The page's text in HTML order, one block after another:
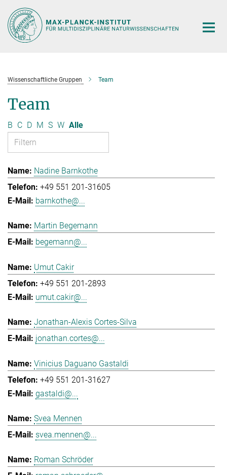
Hauptinhalt
Wissenschaftliche Gruppen Team
Team
B C D M S W Alle
Nadine Barnkothe
+49 551 201-31605
barnkothe@...
Martin Begemann
begemann@...
Umut Cakir
+49 551 201-2893
umut.cakir@...
Jonathan-Alexis Cortes-Silva
jonathan.cortes@...
Vinicius Daguano Gastaldi
+49 551 201-31627
gastaldi@...
Svea Mennen
svea.mennen@...
Roman Schröder